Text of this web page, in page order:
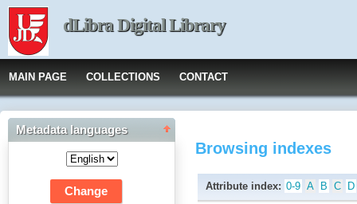
dLibra Digital Library
MAIN PAGE COLLECTIONS CONTACT
Metadata languages
Browsing indexes
Attribute index: 0-9 A B C D